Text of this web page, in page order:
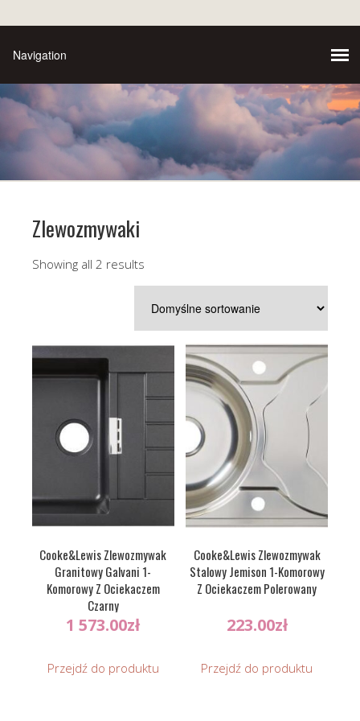
Zlewozmywaki
Showing all 2 results
Cooke&Lewis Zlewozmywak
Granitowy Galvani 1-
Komorowy Z Ociekaczem
Czarny
1 573.00zł
Przejdź do produktu
Cooke&Lewis Zlewozmywak
Stalowy Jemison 1-Komorowy
Z Ociekaczem Polerowany
223.00zł
Przejdź do produktu